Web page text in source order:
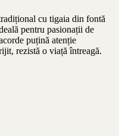
cu tigaia din fontă
pentru pasionații de
puțină atenție
rezistă o viață întreagă.